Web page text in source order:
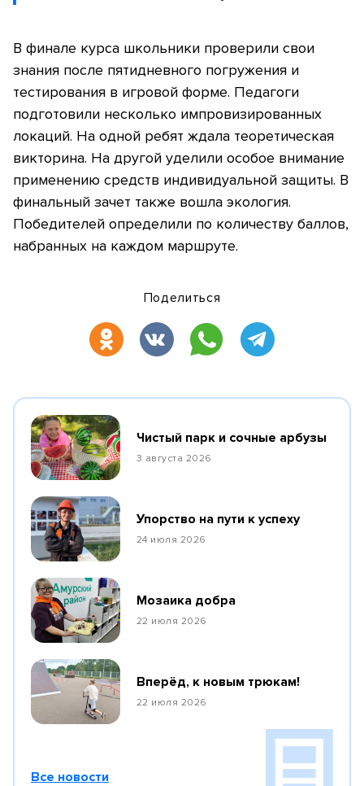
В финале курса школьники проверили свои
знания после пятидневного погружения и
тестирования в игровой форме. Педагоги
подготовили несколько импровизированных
локаций. На одной ребят ждала теоретическая
викторина. На другой уделили особое внимание
применению средств индивидуальной защиты. В
финальный зачет также вошла экология.
Победителей определили по количеству баллов,
набранных на каждом маршруте.
Поделиться
Чистый парк и сочные арбузы
3 августа 2026
Упорство на пути к успеху
24 июля 2026
Мозаика добра
22 июля 2026
Вперёд, к новым трюкам!
22 июля 2026
Все новости